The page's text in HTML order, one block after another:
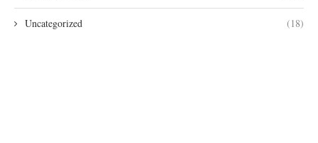
Uncategorized (18)